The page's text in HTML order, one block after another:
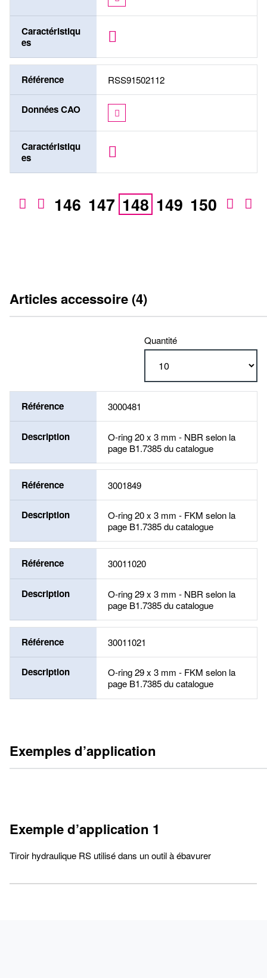
Caractéristiqu
es
Référence RSS91502112
Données CAO
Caractéristiqu
es
146 147 148 149 150
Articles accessoire (4)
Quantité
Référence 3000481
Description
O-ring 20 x 3 mm - NBR selon la
page B1.7385 du catalogue
Référence 3001849
Description
O-ring 20 x 3 mm - FKM selon la
page B1.7385 du catalogue
Référence 30011020
Description
O-ring 29 x 3 mm - NBR selon la
page B1.7385 du catalogue
Référence 30011021
Description
O-ring 29 x 3 mm - FKM selon la
page B1.7385 du catalogue
Exemples d’application
Exemple d’application 1
Tiroir hydraulique RS utilisé dans un outil à ébavurer